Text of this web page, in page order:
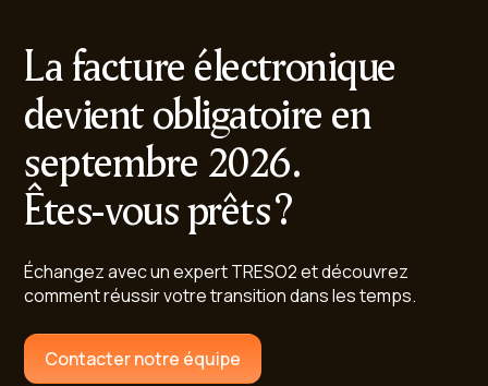
La facture électronique
devient obligatoire en
septembre 2026.
Êtes-vous prêts ?
Échangez avec un expert TRESO2 et découvrez
comment réussir votre transition dans les temps.
Contacter notre équipe